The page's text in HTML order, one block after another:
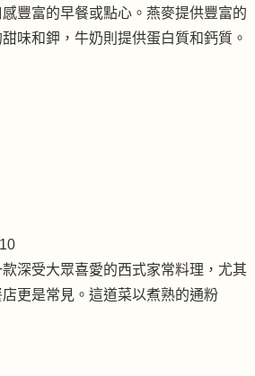
豐富的早餐或點心。燕麥提供豐富的
味和鉀，牛奶則提供蛋白質和鈣質。
深受大眾喜愛的西式家常料理，尤其
更是常見。這道菜以煮熟的通粉